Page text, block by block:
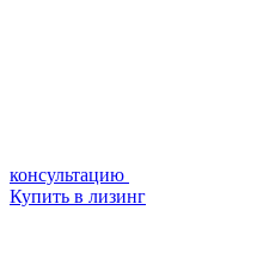
консультацию
Купить в лизинг